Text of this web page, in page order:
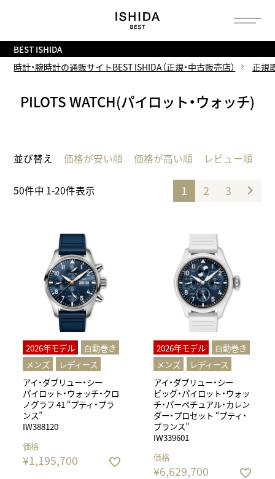
BEST ISHIDA
時計・腕時計の通販サイトBEST ISHIDA（正規・中古販売店）
正規
PILOTS WATCH(パイロット・ウォッチ)
並び替え 価格が安い順 価格が高い順 レビュー順
50件中 1-20件表示 1 2 3
2026年モデル
⾃動巻き
メンズ
レディース
アイ・ダブリュー・シー
パイロット・ウォッチ・クロ
ノグラフ 41 “プティ・プラ
ンス”
IW388120
価格
¥1,195,700
2026年モデル
⾃動巻き
メンズ
レディース
アイ・ダブリュー・シー
ビッグ・パイロット・ウォッ
チ・パーペチュアル・カレン
ダー・プロセット “プティ・
プランス”
IW339601
価格
¥6,629,700
へ